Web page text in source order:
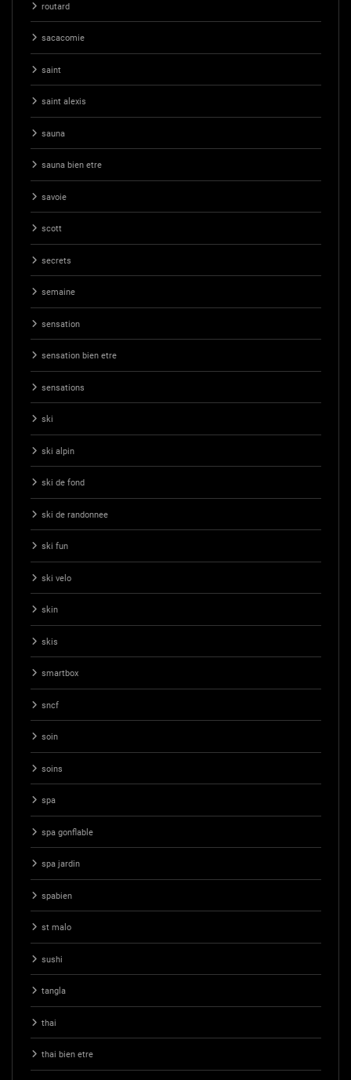
routard
sacacomie
saint
saint alexis
sauna
sauna bien etre
savoie
scott
secrets
semaine
sensation
sensation bien etre
sensations
ski
ski alpin
ski de fond
ski de randonnee
ski fun
ski velo
skin
skis
smartbox
sncf
soin
soins
spa
spa gonflable
spa jardin
spabien
st malo
sushi
tangla
thai
thai bien etre